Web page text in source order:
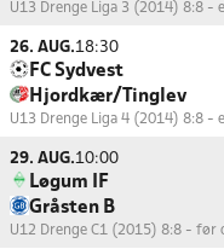
U13 Drenge Liga 3 (2014) 8:8 -
26. AUG.18:30
FC Sydvest
Hjordkær/Tinglev
U13 Drenge Liga 4 (2014) 8:8 -
29. AUG.10:00
Løgum IF
Gråsten B
U12 Drenge C1 (2015) 8:8 -